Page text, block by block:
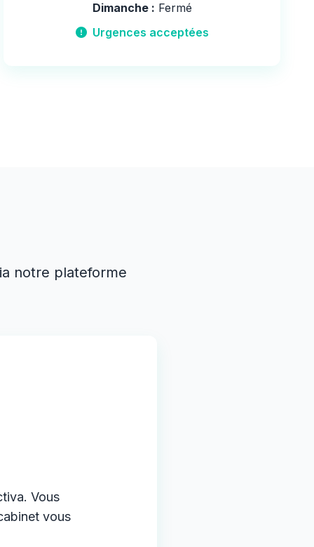
Dimanche : Fermé
Urgences acceptées
notre plateforme
Vous
vous